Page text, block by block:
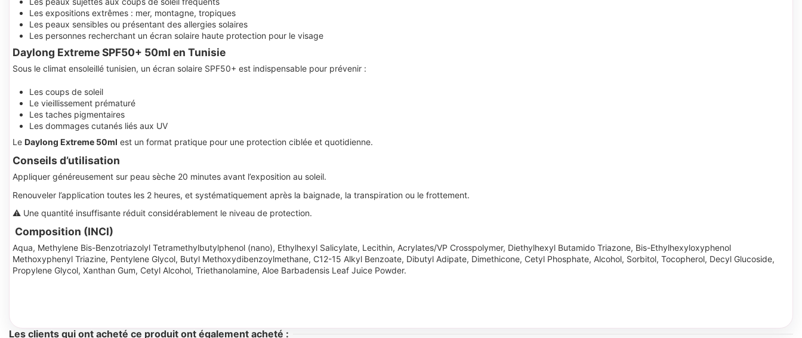
Les expositions extrêmes : mer, montagne, tropiques
Les peaux sensibles ou présentant des allergies solaires
Les personnes recherchant un écran solaire haute protection pour le visage
Daylong Extreme SPF50+ 50ml en Tunisie
Sous le climat ensoleillé tunisien, un écran solaire SPF50+ est indispensable pour prévenir :
Les coups de soleil
Le vieillissement prématuré
Les taches pigmentaires
Les dommages cutanés liés aux UV
Le Daylong Extreme 50ml est un format pratique pour une protection ciblée et quotidienne.
Conseils d’utilisation
Appliquer généreusement sur peau sèche 20 minutes avant l’exposition au soleil.
Renouveler l’application toutes les 2 heures, et systématiquement après la baignade, la transpiration ou le frottement.
⚠ Une quantité insuffisante réduit considérablement le niveau de protection.
Composition (INCI)
Aqua, Methylene Bis-Benzotriazolyl Tetramethylbutylphenol (nano), Ethylhexyl Salicylate, Lecithin, Acrylates/VP Crosspolymer, Diethylhexyl Butamido Triazone, Bis-Ethylhexyloxyphenol
Methoxyphenyl Triazine, Pentylene Glycol, Butyl Methoxydibenzoylmethane, C12-15 Alkyl Benzoate, Dibutyl Adipate, Dimethicone, Cetyl Phosphate, Alcohol, Sorbitol, Tocopherol, Decyl Glucoside,
Propylene Glycol, Xanthan Gum, Cetyl Alcohol, Triethanolamine, Aloe Barbadensis Leaf Juice Powder.
Les clients qui ont acheté ce produit ont également acheté :